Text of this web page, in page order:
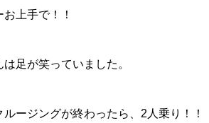
上手で！！
は足が笑っていました。
ルージングが終わったら、2人乗り！！